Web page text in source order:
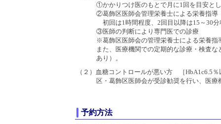
①かかりつけ医のもとで月に1回を目安と
②葛飾区医師会管理栄養士による栄養指導
初回は1時間程度、2回目以降は15～30分
③医師の判断により専門医での診療
※葛飾区医師会の管理栄養士による栄養指
また、医療機関での定期的な診療・検査
あり）。
（２）血糖コントロールが悪い方 ［HbA1c6.5
区・葛飾区医師会が受診勧奨を行い、医
予約方法